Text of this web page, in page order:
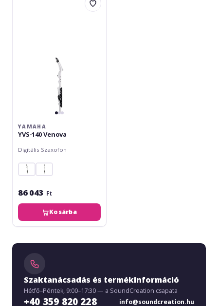
YAMAHA
YVS-140 Venova
Digitális Szaxofon
86 043 Ft
Kosárba
Szaktanácsadás és termékinformáció
Hétfő–Péntek, 9:00–17:30 — a SoundCreation csapata
+40 359 820 228 info@soundcreation.hu